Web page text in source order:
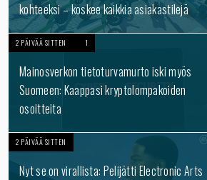
kohteeksi – koskee kaikkia asiakastilejä
2 PÄIVÄÄ SITTEN 1
Mainosverkon tietoturvamurto iski myös
Suomeen: Kaappasi kryptolompakoiden
osoitteita
2 PÄIVÄÄ SITTEN
Nyt se on virallista: Pelijätti Electronic Arts